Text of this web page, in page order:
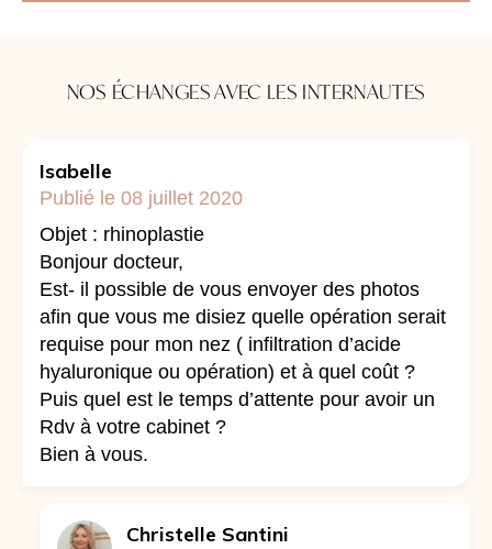
NOS ÉCHANGES AVEC LES INTERNAUTES
Isabelle
Publié le 08 juillet 2020
Objet : rhinoplastie
Bonjour docteur,
Est- il possible de vous envoyer des photos
afin que vous me disiez quelle opération serait
requise pour mon nez ( infiltration d’acide
hyaluronique ou opération) et à quel coût ?
Puis quel est le temps d’attente pour avoir un
Rdv à votre cabinet ?
Bien à vous.
Christelle Santini